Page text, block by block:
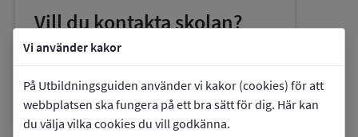
Vi använder kakor
På Utbildningsguiden använder vi kakor (cookies) för att
webbplatsen ska fungera på ett bra sätt för dig. Här kan
du välja vilka cookies du vill godkänna.
Vill du kontakta skolan?
phoneTelefon:0738-667016
E-post: joakim.magnusson@boras.se
link Webbplats:Sparsörskolan F-6